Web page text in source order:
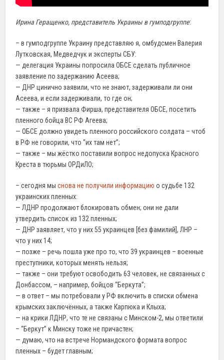
Ирина Геращенко, представитель Украины в гумподгруппе:
– в гумподгруппе Украину представляю я, омбудсмен Валерия
Лутковская, Медведчук и эксперты СБУ:
— делегация Украины попросила ОБСЕ сделать публичное
заявление по задержанию Асеева;
— ДНР цинично заявили, что не знают, задерживали ли они
Асеева, и если задерживали, то где он;
— также – я призвала Фирша, представителя ОБСЕ, посетить
пленного бойца ВС РФ Агеева;
— ОБСЕ должно увидеть пленного российского солдата – чтоб
в РФ не говорили, что “их там нет”;
— также – мы жёстко поставили вопрос недопуска Красного
Креста в тюрьмы ОРДиЛО;
– сегодня мыснова не получили информацию о судьбе 132
украинских пленных:
— ЛДНР продолжают блокировать обмен; они не дали
утвердить список из 132 пленных;
— ДНР заявляет, что у них 55 украинцев [без фамилий], ЛНР –
что у них 14;
— позже – речь пошла уже про то, что 39 украинцев – военные
преступники, которых менять нельзя;
— также – они требуют освободить 63 человек, не связанных с
Донбассом, – например, бойцов “Беркута”;
— в ответ – мы потребовали у РФ включить в списки обмена
крымских заключённых, а также Карпюка и Клыха;
— на крики ЛДНР, что те не связаны с Минском-2, мы ответили
– “Беркут” к Минску тоже не причастен;
— думаю, что на встрече Нормандского формата вопрос
пленных – будет главным;